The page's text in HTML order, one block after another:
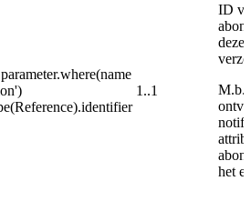
1..1
ID
deze
het